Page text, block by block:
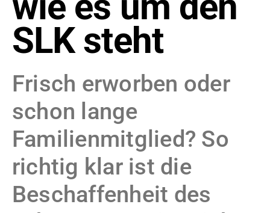
SLK steht
Frisch erworben oder
schon lange
Familienmitglied? So
richtig klar ist die
Beschaffenheit des